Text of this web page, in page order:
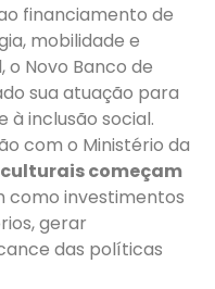
financiamento de
mobilidade e
Novo Banco de
sua atuação para
à inclusão social.
com o Ministério da
começam
como investimentos
gerar
das políticas